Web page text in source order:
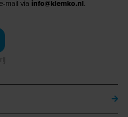
mail via info@klemko.nl.